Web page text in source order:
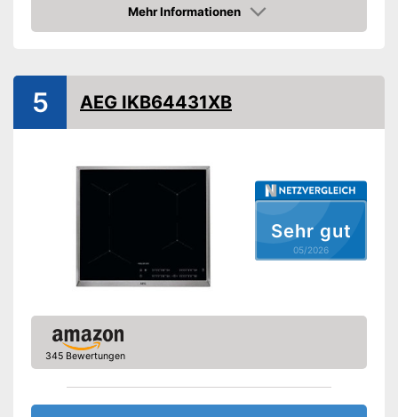
Restwärmeanzeige
Vorteile
Verfügt über eine
Abschaltautomatik
Kindersicherung
Amazon Lieferzeit
Mehr Informationen
Amazon
Sehr gut
05/2026
5 AEG IKB64431XB
345 Bewertungen